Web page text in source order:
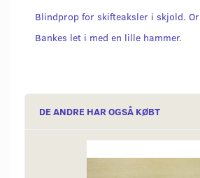
Blindprop for skifteaksler i skjold.
Bankes let i med en lille hammer.
DE ANDRE HAR OGSÅ KØBT